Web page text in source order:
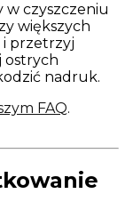
w czyszczeniu
większych
i przetrzyj
ostrych
nadruk.
FAQ.